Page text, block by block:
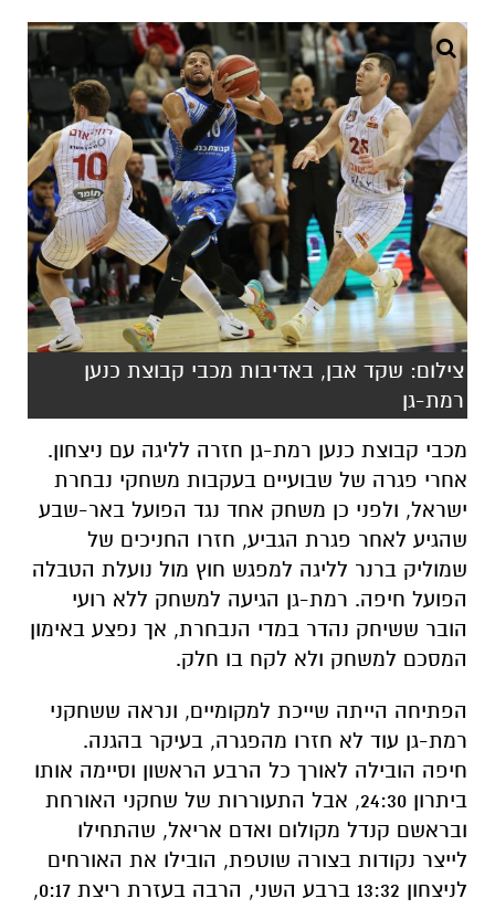
צילום: שקד אבן, באדיבות מכבי קבוצת כנען
רמת-גן
מכבי קבוצת כנען רמת-גן חזרה לליגה עם ניצחון.
אחרי פגרה של שבועיים בעקבות משחקי נבחרת
ישראל, ולפני כן משחק אחד נגד הפועל באר-שבע
שהגיע לאחר פגרת הגביע, חזרו החניכים של
שמוליק ברנר לליגה למפגש חוץ מול נועלת הטבלה
הפועל חיפה. רמת-גן הגיעה למשחק ללא רועי
הובר ששיחק נהדר במדי הנבחרת, אך נפצע באימון
המסכם למשחק ולא לקח בו חלק.
הפתיחה הייתה שייכת למקומיים, ונראה ששחקני
רמת-גן עוד לא חזרו מהפגרה, בעיקר בהגנה.
חיפה הובילה לאורך כל הרבע הראשון וסיימה אותו
ביתרון 24:30, אבל התעוררות של שחקני האורחת
ובראשם קנדל מקולום ואדם אריאל, שהתחילו
לייצר נקודות בצורה שוטפת, הובילו את האורחים
לניצחון 13:32 ברבע השני, הרבה בעזרת ריצת 0:17,